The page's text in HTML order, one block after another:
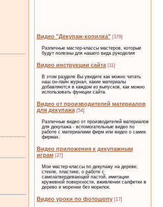
Видео "Декупаж-копилка" [379]
Различные мастер-классы мастеров, которые
будут полезны для нашего вида рукоделия
Видео инструкции сайта [11]
В этом разделе Вы увидите как можно читать
наш он-лайн журнал, какие материалы
добавляются в каждом из выпусков, как можно
использовать функции сайта.
Видео от производителей материалов
для декупажа [54]
Различные видео от производителей материалов
для декупажа - вспомогательные видео по
работе с материалами фирм или видео о самих
фирмах.
Видео приложения к декупажным
играм [27]
Мои мастер-классы по декупажу на дереве,
стекле, пластике, о работе с
самозатвердевающей пастой, имитации
кружевной поверхности, вживлении салфетки в
дерево и морении без морилок.
Видео уроки по фотошопу [17]